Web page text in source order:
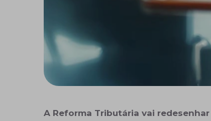
A Reforma Tributária vai